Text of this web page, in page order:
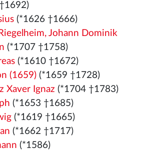
(*1626 †1666)
Johann Dominik
(*1707 †1758)
(*1610 †1672)
(1659)(*1659 †1728)
Xaver Ignaz (*1704 †1783)
(*1653 †1685)
(*1619 †1665)
(*1662 †1717)
(*1586)